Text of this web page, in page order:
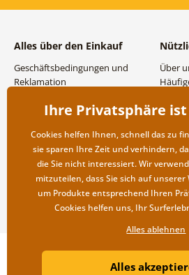
Alles über den Einkauf
Geschäftsbedingungen und
Reklamation
Versand- und
Rücksendung der Ware
Über
Copyright ©2019 ©
Litvanyi.sk| Online-
Ihre Privatsphäre
Cookies helfen Ihnen, schnell das zu
sie sparen Ihre Zeit und verhindern,
die Sie nicht interessiert. Wir
mitzuteilen, dass Sie sich auf
um Produkte entsprechend Ihren
Cookies helfen uns, Ihr
Alles ablehnen
Alles